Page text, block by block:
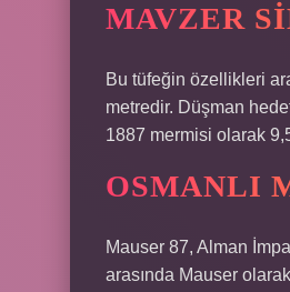
MAVZER
Bu tüfeğin özellikleri
metredir. Düşman
1887 mermisi olarak
OSMANLI
Mauser 87, Alman
arasında Mauser